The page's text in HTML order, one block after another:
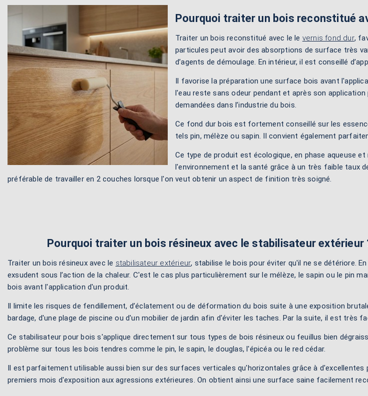
Pourquoi traiter un bois reconstitué
Traiter un bois reconstitué avec le le vernis fond dur,
particules peut avoir des absorptions de surface très
d’agents de démoulage. En intérieur, il est conseillé
Il favorise la préparation une surface bois avant
l'eau reste sans odeur pendant et après son
demandées dans l’industrie du bois.
Ce fond dur bois est fortement conseillé sur les
tels pin, mélèze ou sapin. Il convient également
Ce type de produit est écologique, en phase aqueuse
l'environnement et la santé grâce à un très faible taux
préférable de travailler en 2 couches lorsque l'on veut obtenir un aspect de finition très soigné.
Pourquoi traiter un bois résineux avec le stabilisateur extérieur
Traiter un bois résineux avec le stabilisateur extérieur, stabilise le bois pour éviter qu'il ne se détériore.
exsudent sous l’action de la chaleur. C'est le cas plus particulièrement sur le mélèze, le sapin ou le pin
bois avant l'application d'un produit.
Il limite les risques de fendillement, d’éclatement ou de déformation du bois suite à une exposition
bardage, d'une plage de piscine ou d'un mobilier de jardin afin d'éviter les taches. Par la suite, il est très
Ce stabilisateur pour bois s'applique directement sur tous types de bois résineux ou feuillus bien
problème sur tous les bois tendres comme le pin, le sapin, le douglas, l'épicéa ou le red cédar.
Il est parfaitement utilisable aussi bien sur des surfaces verticales qu'horizontales grâce à
premiers mois d'exposition aux agressions extérieures. On obtient ainsi une surface saine facilement